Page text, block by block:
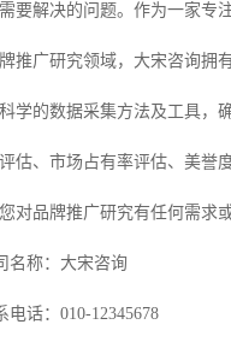
要解决的问题。作为一家专
推广研究领域，大宋咨询拥
学的数据采集方法及工具，
估、市场占有率评估、美誉
对品牌推广研究有任何需求
名称：大宋咨询
电话：010-12345678